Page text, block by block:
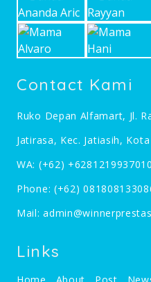
Contact Kami
Ruko Depan Alfamart, Jl.
Jatirasa, Kec. Jatiasih,
WA: (+62) +6281219937010
Phone: (+62)
Mail:
Links